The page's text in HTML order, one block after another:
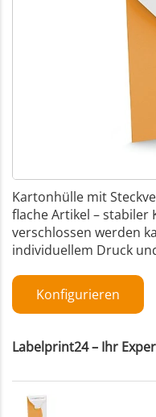
Kartonhülle mit
flache Artikel –
verschlossen werden
individuellem Druck
Konfigurieren
Labelprint24 – Ihr